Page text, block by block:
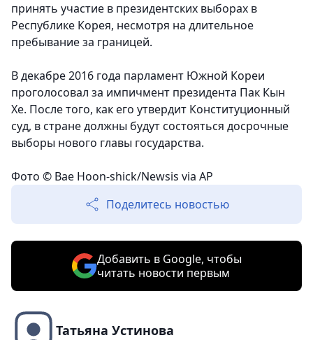
принять участие в президентских выборах в
Республике Корея, несмотря на длительное
пребывание за границей.
В декабре 2016 года парламент Южной Кореи
проголосовал за импичмент президента Пак Кын
Хе. После того, как его утвердит Конституционный
суд, в стране должны будут состояться досрочные
выборы нового главы государства.
Фото © Bae Hoon-shick/Newsis via AP
Поделитесь новостью
Добавить в Google, чтобы
читать новости первым
Татьяна Устинова